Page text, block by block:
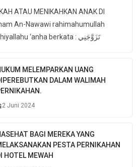
ATAU MENIKAHKAN ANAK DI
An-Nawawi rahimahumullah
Ta’ala Dari Aisyah radhiyallahu ‘anha berkata : تَزَوَّجَنِي
MELEMPARKAN UANG
DALAM WALIMAH
2 Juni 2024
BAGI MEREKA YANG
PESTA PERNIKAHAN
HOTEL MEWAH